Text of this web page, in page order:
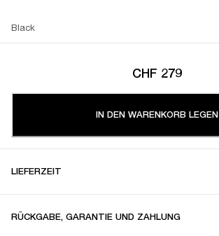
Black
CHF 279
IN DEN WARENKORB LEGEN
LIEFERZEIT
RÜCKGABE, GARANTIE UND ZAHLUNG